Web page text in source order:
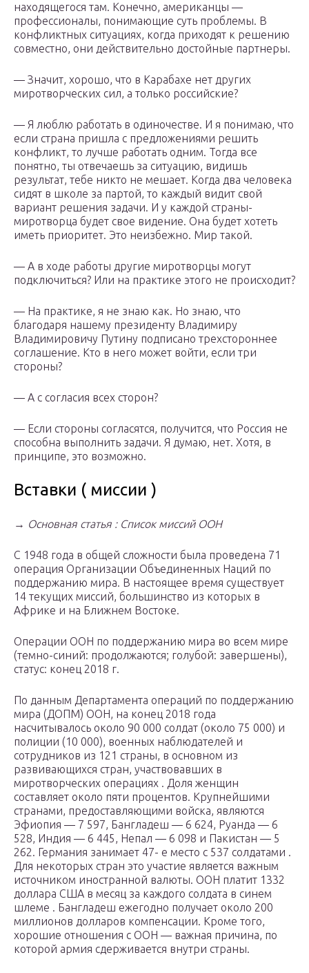
находящегося там. Конечно, американцы —
профессионалы, понимающие суть проблемы. В
конфликтных ситуациях, когда приходят к решению
совместно, они действительно достойные партнеры.
— Значит, хорошо, что в Карабахе нет других
миротворческих сил, а только российские?
— Я люблю работать в одиночестве. И я понимаю, что
если страна пришла с предложениями решить
конфликт, то лучше работать одним. Тогда все
понятно, ты отвечаешь за ситуацию, видишь
результат, тебе никто не мешает. Когда два человека
сидят в школе за партой, то каждый видит свой
вариант решения задачи. И у каждой страны-
миротворца будет свое видение. Она будет хотеть
иметь приоритет. Это неизбежно. Мир такой.
— А в ходе работы другие миротворцы могут
подключиться? Или на практике этого не происходит?
— На практике, я не знаю как. Но знаю, что
благодаря нашему президенту Владимиру
Владимировичу Путину подписано трехстороннее
соглашение. Кто в него может войти, если три
стороны?
— А с согласия всех сторон?
— Если стороны согласятся, получится, что Россия не
способна выполнить задачи. Я думаю, нет. Хотя, в
принципе, это возможно.
Вставки ( миссии )
→ Основная статья : Список миссий ООН
С 1948 года в общей сложности была проведена 71
операция Организации Объединенных Наций по
поддержанию мира. В настоящее время существует
14 текущих миссий, большинство из которых в
Африке и на Ближнем Востоке.
Операции ООН по поддержанию мира во всем мире
(темно-синий: продолжаются; голубой: завершены),
статус: конец 2018 г.
По данным Департамента операций по поддержанию
мира (ДОПМ) ООН, на конец 2018 года
насчитывалось около 90 000 солдат (около 75 000) и
полиции (10 000), военных наблюдателей и
сотрудников из 121 страны, в основном из
развивающихся стран, участвовавших в
миротворческих операциях . Доля женщин
составляет около пяти процентов. Крупнейшими
странами, предоставляющими войска, являются
Эфиопия — 7 597, Бангладеш — 6 624, Руанда — 6
528, Индия — 6 445, Непал — 6 098 и Пакистан — 5
262. Германия занимает 47- е место с 537 солдатами .
Для некоторых стран это участие является важным
источником иностранной валюты. ООН платит 1332
доллара США в месяц за каждого солдата в синем
шлеме . Бангладеш ежегодно получает около 200
миллионов долларов компенсации. Кроме того,
хорошие отношения с ООН — важная причина, по
которой армия сдерживается внутри страны.